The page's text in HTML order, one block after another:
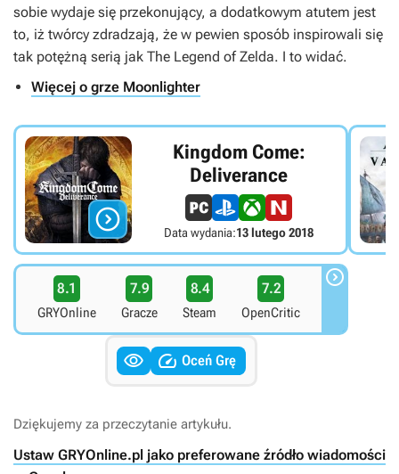
sobie wydaje się przekonujący, a dodatkowym atutem jest
to, iż twórcy zdradzają, że w pewien sposób inspirowali się
tak potężną serią jak The Legend of Zelda. I to widać.
Więcej o grze Moonlighter

Kingdom Come:
Deliverance
Data wydania:13 lutego 2018
8.1
GRYOnline
7.9
Gracze
8.4
Steam
7.2
OpenCritic

  Oceń Grę
Dziękujemy za przeczytanie artykułu.
Ustaw GRYOnline.pl jako preferowane źródło wiadomości